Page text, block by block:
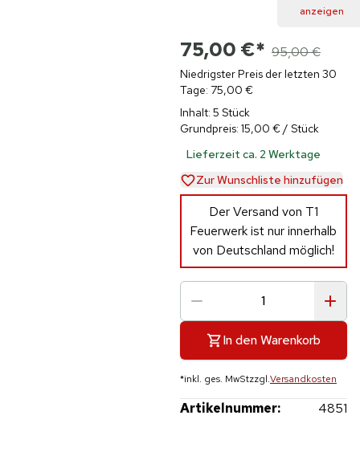
anzeigen
75,00 €* 95,00 €
Niedrigster Preis der letzten 30
Tage: 75,00 €
Inhalt: 5 Stück
Grundpreis: 15,00 € / Stück
Lieferzeit ca. 2 Werktage
Zur Wunschliste hinzufügen
Der Versand von T1
Feuerwerk ist nur innerhalb
von Deutschland möglich!
In den Warenkorb
*inkl. ges. MwStzzgl.Versandkosten
Artikelnummer: 4851